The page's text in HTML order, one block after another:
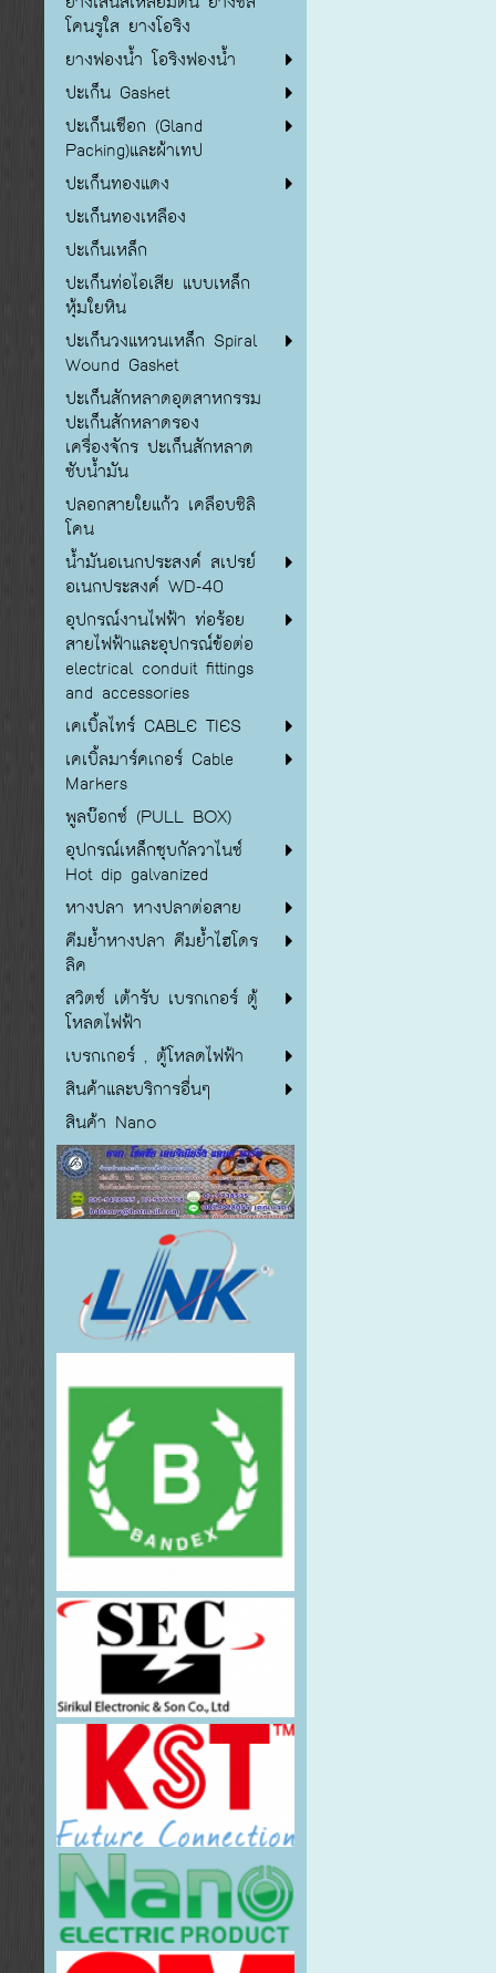
โคนรูใส ยางโอริง
ยางฟองน้ำ โอริงฟองน้ำ
ปะเก็น Gasket
ปะเก็นเชือก (Gland
Packing)และผ้าเทป
ปะเก็นทองแดง
ปะเก็นทองเหลือง
ปะเก็นเหล็ก
ปะเก็นท่อไอเสีย แบบเหล็ก
หุ้มใยหิน
ปะเก็นวงแหวนเหล็ก Spiral
Wound Gasket
ปะเก็นสักหลาดอุตสาหกรรม
ปะเก็นสักหลาดรอง
เครื่องจักร ปะเก็นสักหลาด
ซับน้ำมัน
ปลอกสายใยแก้ว เคลือบซิลิ
โคน
น้ำมันอเนกประสงค์ สเปรย์
อเนกประสงค์ WD-40
อุปกรณ์งานไฟฟ้า ท่อร้อย
สายไฟฟ้าและอุปกรณ์ข้อต่อ
electrical conduit fittings
and accessories
เคเบิ้ลไทร์ CABLE TIES
เคเบิ้ลมาร์คเกอร์ Cable
Markers
พูลบ๊อกซ์ (PULL BOX)
อุปกรณ์เหล็กชุบกัลวาไนซ์
Hot dip galvanized
หางปลา หางปลาต่อสาย
คีมย้ำหางปลา คีมย้ำไฮโดร
ลิค
สวิตซ์ เต้ารับ เบรกเกอร์ ตู้
โหลดไฟฟ้า
เบรกเกอร์ , ตู้โหลดไฟฟ้า
สินค้าและบริการอื่นๆ
สินค้า Nano